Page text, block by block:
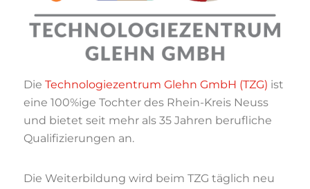
Die Technologiezentrum Glehn GmbH (TZG) ist
eine 100%ige Tochter des Rhein-Kreis Neuss
und bietet seit mehr als 35 Jahren berufliche
Qualifizierungen an.
Die Weiterbildung wird beim TZG täglich neu